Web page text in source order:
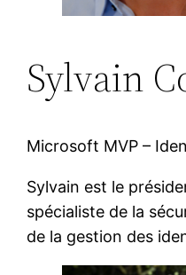
Sylvain
Microsoft MVP –
Sylvain est le
spécialiste de la
de la gestion des